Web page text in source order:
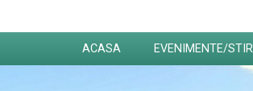
ACASA EVENIMENTE/STIRI